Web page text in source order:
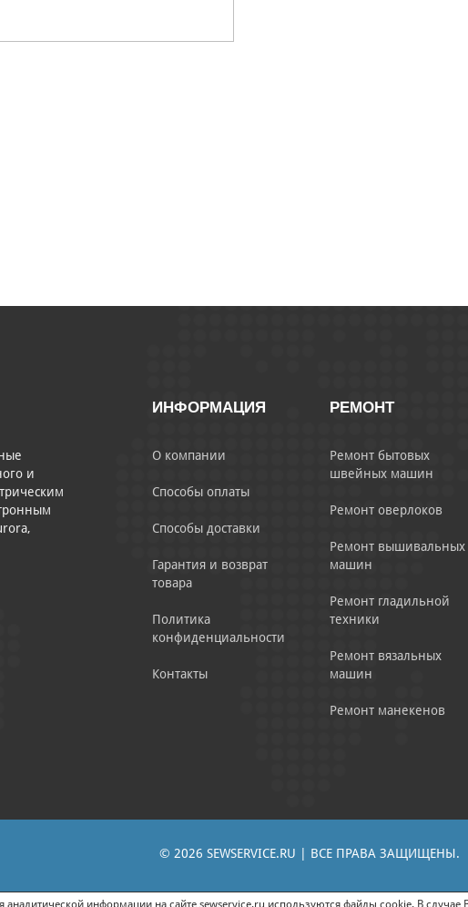
и
ИНФОРМАЦИЯ
О компании
Способы оплаты
Способы доставки
Гарантия и возврат
товара
Политика
конфиденциальности
Контакты
РЕМОНТ
Ремонт бытовых
швейных машин
Ремонт оверлоков
Ремонт вышивальных
машин
Ремонт гладильной
техники
Ремонт вязальных
машин
Ремонт манекенов
© 2026 SEWSERVICE.RU | ВСЕ ПРАВА ЗАЩИЩЕНЫ.
СОГЛАСИЕ НА ПОЛУЧЕНИЕ РЕКЛАМНО-ИНФОРМАЦИОННЫХ МАТЕРИАЛОВ | СОГЛАСИЕ НА
информации на сайте sewservice.ru используются файлы cookie. В случае